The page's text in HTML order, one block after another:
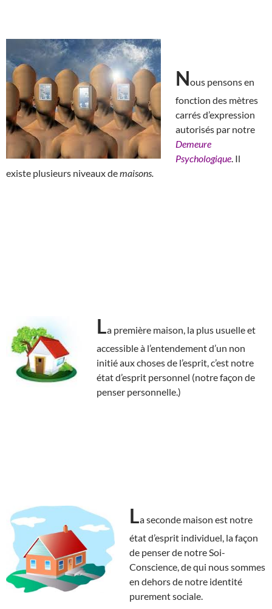
Nous pensons en
fonction des mètres
carrés d’expression
autorisés par notre
Demeure
Psychologique . Il
existe plusieurs niveaux demaisons.
La première maison, la plus usuelle et
accessible à l’entendement d’un non
initié aux choses de l’esprit, c’est notre
état d’esprit personnel (notre façon de
penser personnelle.)
La seconde maison est notre
état d’esprit individuel, la façon
de penser de notre Soi-
Conscience, de qui nous sommes
en dehors de notre identité
purement sociale.